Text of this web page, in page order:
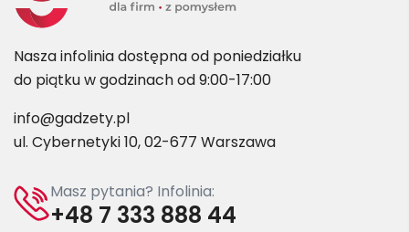
Nasza infolinia dostępna od poniedziałku
do piątku w godzinach od 9:00-17:00
info@gadzety.pl
ul. Cybernetyki 10, 02-677 Warszawa
Masz pytania? Infolinia:
+48 7 333 888 44